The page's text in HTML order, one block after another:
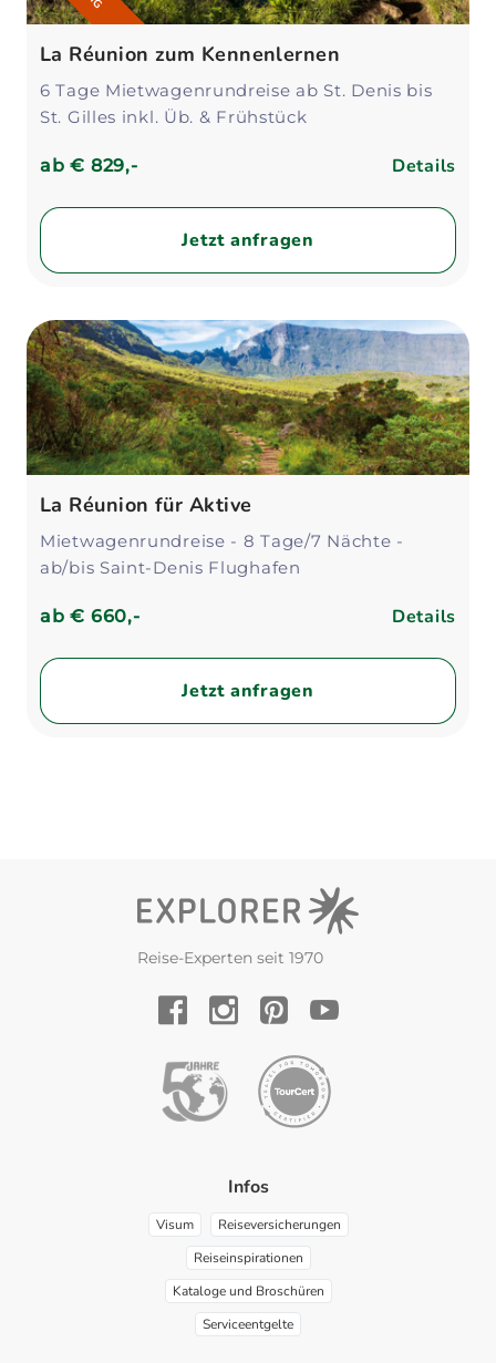
La Réunion zum Kennenlernen
6 Tage Mietwagenrundreise ab St. Denis bis
St. Gilles inkl. Üb. & Frühstück
ab€ 829,- Details
Jetzt anfragen
La Réunion für Aktive
Mietwagenrundreise - 8 Tage/7 Nächte -
ab/bis Saint-Denis Flughafen
ab€ 660,- Details
Jetzt anfragen
Reise-Experten seit 1970
Infos
Visum
Reiseversicherungen
Reiseinspirationen
Kataloge und Broschüren
Serviceentgelte